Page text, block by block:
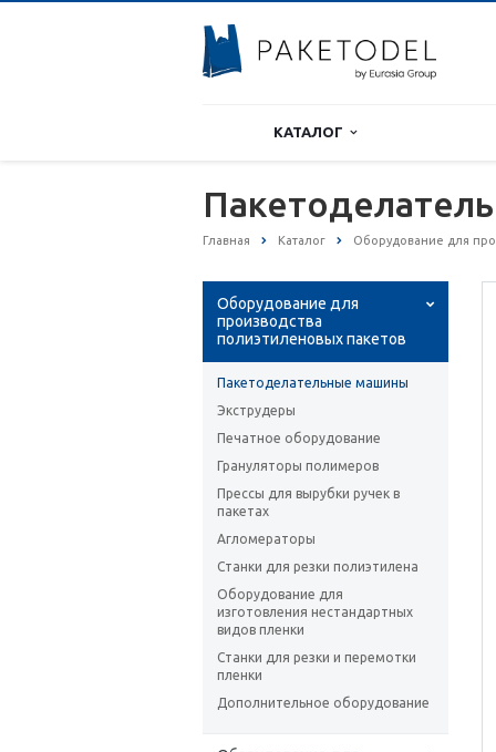
КАТАЛОГ
Главная Каталог Оборудование для
Оборудование для
производства
полиэтиленовых пакетов
Пакетоделательные машины
Экструдеры
Печатное оборудование
Грануляторы полимеров
Прессы для вырубки ручек в
пакетах
Агломераторы
Станки для резки полиэтилена
Оборудование для
изготовления нестандартных
видов пленки
Станки для резки и перемотки
пленки
Дополнительное оборудование